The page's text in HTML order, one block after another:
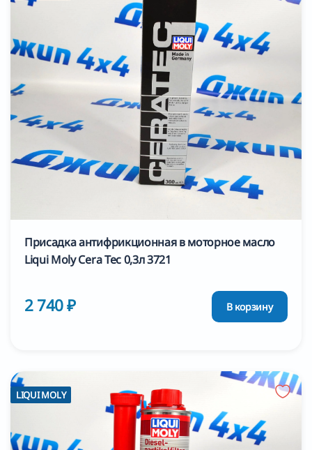
Присадка антифрикционная в моторное масло
Liqui Moly Cera Tec 0,3л 3721
2 740 ₽ В корзину
LIQUI MOLY